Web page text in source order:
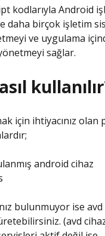
kodlarıyla Android
daha birçok işletim
ve uygulama
sağlar.
için ihtiyacınız
android cihaz
bulunmuyor ise
(avd